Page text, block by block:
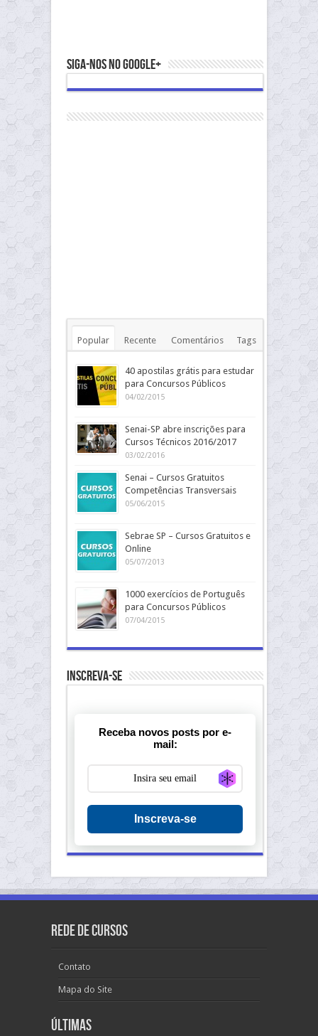
Siga-nos no Google+
Popular Recente Comentários Tags
40 apostilas grátis para estudar
para Concursos Públicos
04/02/2015
Senai-SP abre inscrições para
Cursos Técnicos 2016/2017
03/02/2016
Senai – Cursos Gratuitos
Competências Transversais
05/06/2015
Sebrae SP – Cursos Gratuitos e
Online
05/07/2013
1000 exercícios de Português
para Concursos Públicos
07/04/2015
Inscreva-se
Receba novos posts por e-
mail:
Generate new
Inscreva-se
Rede de Cursos
Contato
Mapa do Site
Últimas